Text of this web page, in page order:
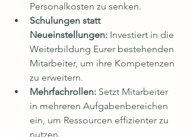
Personalkosten zu senken.
Schulungen statt
Neueinstellungen: Investiert in die
Weiterbildung Eurer bestehenden
Mitarbeiter, um ihre Kompetenzen
zu erweitern.
Mehrfachrollen: Setzt Mitarbeiter
in mehreren Aufgabenbereichen
ein, um Ressourcen effizienter zu
nutzen.